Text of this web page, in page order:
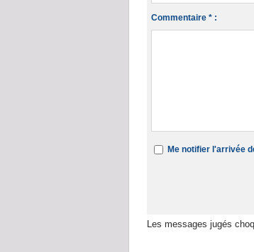
Commentaire * :
Me notifier l'arrivée
Les messages jugés